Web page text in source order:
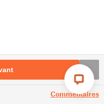
Commentaires